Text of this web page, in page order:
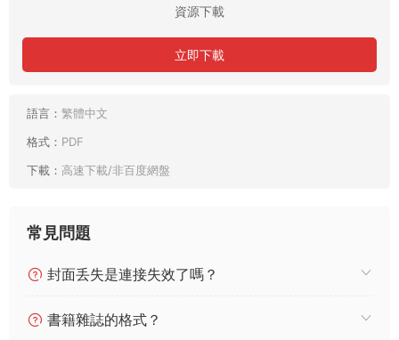
資源下載
立即下載
語言： 繁體中文
格式： PDF
下載： 高速下載/非百度網盤
常見問題
封面丢失是連接失效了嗎？
書籍雜誌的格式？